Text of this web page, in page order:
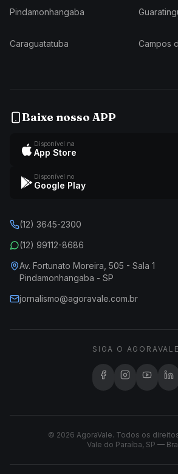
Pindamonhangaba
Caraguatatuba Campos
Baixe nosso APP
Disponível na
App Store
Disponível no
Google Play
(12) 3645-2300
(12) 99112-8686
Av. Fortunato Moreira, 505 - Sala 1
Pindamonhangaba - SP
jornalismo@agoravale.com.br
SIGA O AGORAVALE
© 2026 AgoraVale. Todos os
Vale do Paraíba, SP —